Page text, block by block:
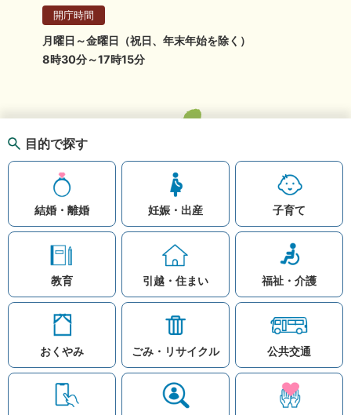
知りたい情報を検索
目的で探す
結婚・離婚 妊娠・出産 子育て
教育 引越・住まい 福祉・介護
おくやみ ごみ・リサイクル 公共交通
開庁時間
月曜日～金曜日（祝日、年末年始を除く）
8時30分～17時15分
お問い合わせ
リンク集
このホームページ
著作権と免責事項につ